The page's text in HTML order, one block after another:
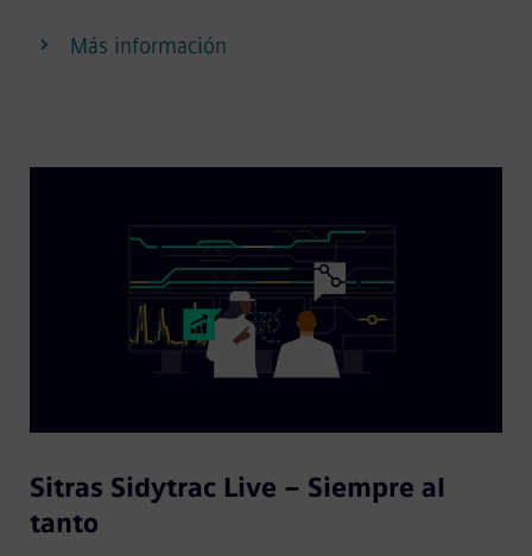
Más información
Sitras Sidytrac Live – Siempre al
tanto